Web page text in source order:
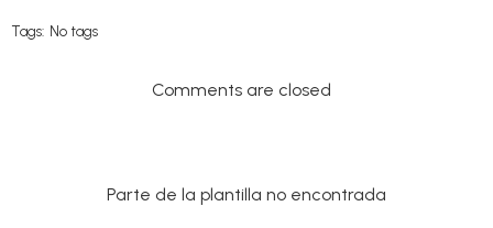
Tags: No tags
Comments are closed
Parte de la plantilla no encontrada